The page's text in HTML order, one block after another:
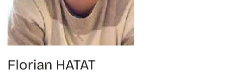
Florian HATAT